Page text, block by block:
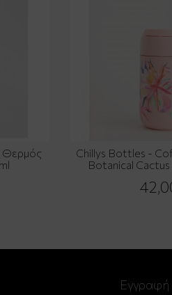
Θερμός
Chillys Bottles -
Botanical